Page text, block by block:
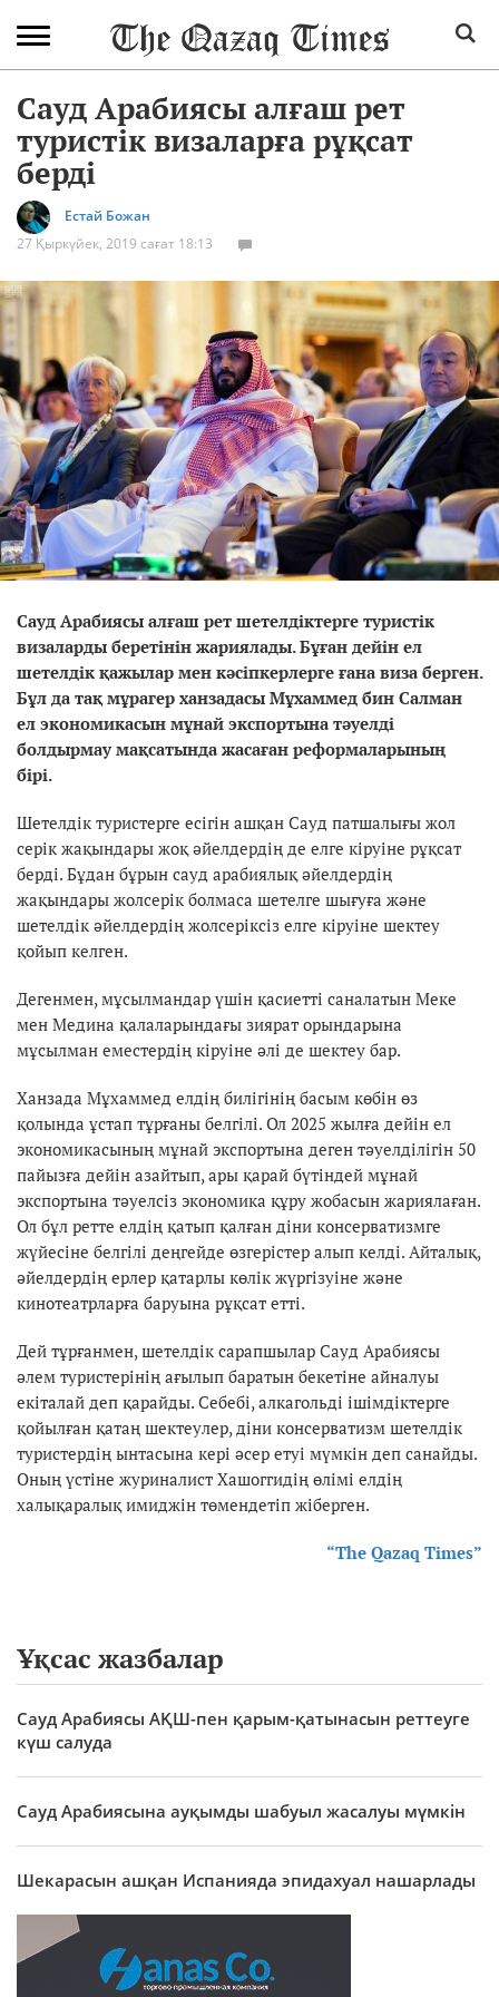
Сауд Арабиясы алғаш рет
туристік визаларға рұқсат
берді
Естай Божан
27 Қыркүйек, 2019 сағат 18:13
Сауд Арабиясы алғаш рет шетелдіктерге туристік
визаларды беретінін жариялады. Бұған дейін ел
шетелдік қажылар мен кәсіпкерлерге ғана виза берген.
Бұл да тақ мұрагер ханзадасы Мұхаммед бин Салман
ел экономикасын мұнай экспортына тәуелді
болдырмау мақсатында жасаған реформаларының
бірі.
Шетелдік туристерге есігін ашқан Сауд патшалығы жол
серік жақындары жоқ әйелдердің де елге кіруіне рұқсат
берді. Бұдан бұрын сауд арабиялық әйелдердің
жақындары жолсерік болмаса шетелге шығуға және
шетелдік әйелдердің жолсеріксіз елге кіруіне шектеу
қойып келген.
Дегенмен, мұсылмандар үшін қасиетті саналатын Меке
мен Медина қалаларындағы зиярат орындарына
мұсылман еместердің кіруіне әлі де шектеу бар.
Ханзада Мұхаммед елдің билігінің басым көбін өз
қолында ұстап тұрғаны белгілі. Ол 2025 жылға дейін ел
экономикасының мұнай экспортына деген тәуелділігін 50
пайызға дейін азайтып, ары қарай бүтіндей мұнай
экспортына тәуелсіз экономика құру жобасын жариялаған.
Ол бұл ретте елдің қатып қалған діни консерватизмге
жүйесіне белгілі деңгейде өзгерістер алып келді. Айталық,
әйелдердің ерлер қатарлы көлік жүргізуіне және
кинотеатрларға баруына рұқсат етті.
Дей тұрғанмен, шетелдік сарапшылар Сауд Арабиясы
әлем туристерінің ағылып баратын бекетіне айналуы
екіталай деп қарайды. Себебі, алкагольді ішімдіктерге
қойылған қатаң шектеулер, діни консерватизм шетелдік
туристердің ынтасына кері әсер етуі мүмкін деп санайды.
Оның үстіне журиналист Хашоггидің өлімі елдің
халықаралық имиджін төмендетіп жіберген.
“The Qazaq Times”
Ұқсас жазбалар
Сауд Арабиясы АҚШ-пен қарым-қатынасын реттеуге
күш салуда
Сауд Арабиясына ауқымды шабуыл жасалуы мүмкін
Шекарасын ашқан Испанияда эпидахуал нашарлады